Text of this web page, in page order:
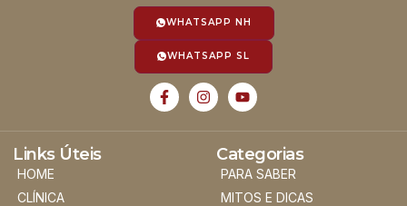
WHATSAPP NH
WHATSAPP SL
Links Úteis
HOME
CLÍNICA
Categorias
PARA SABER
MITOS E DICAS